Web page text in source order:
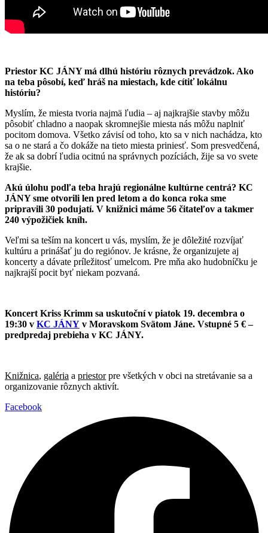
Priestor KC JÁNY má dlhú históriu rôznych prevádzok. Ako
na teba pôsobí, keď hráš na miestach, kde cítiť lokálnu
históriu?
Myslím, že miesta tvoria najmä ľudia – aj najkrajšie stavby môžu
pôsobiť chladno a naopak skromnejšie miesta nás môžu naplniť
pocitom domova. Všetko závisí od toho, kto sa v nich nachádza, kto
sa o ne stará a čo dokáže na tieto miesta priniesť. Som presvedčená,
že ak sa dobrí ľudia ocitnú na správnych pozíciách, žije sa vo svete
krajšie.
Akú úlohu podľa teba hrajú regionálne kultúrne centrá? KC
JÁNY sme otvorili len pred letom a do konca roka sme
pripravili 30 podujatí. V knižnici máme 56 čitateľov a takmer
240 výpožičiek kníh.
Veľmi sa teším na koncert u vás, myslím, že je dôležité rozvíjať
kultúru a prinášať ju do regiónov. Je krásne, že organizujete aj
koncerty a dávate príležitosť umelcom. Pre mňa ako hudobníčku je
najkrajší pocit byť niekam pozvaná.
Koncert Kriss Krimm sa uskutoční v piatok 19. decembra o
19:30 v KC JÁNY v Moravskom Svätom Jáne. Vstupné 5 € –
predpredaj prebieha v KC JÁNY.
Knižnica, galéria a priestorpre všetkých v obci na stretávanie sa a
organizovanie rôznych aktivít.
Facebook